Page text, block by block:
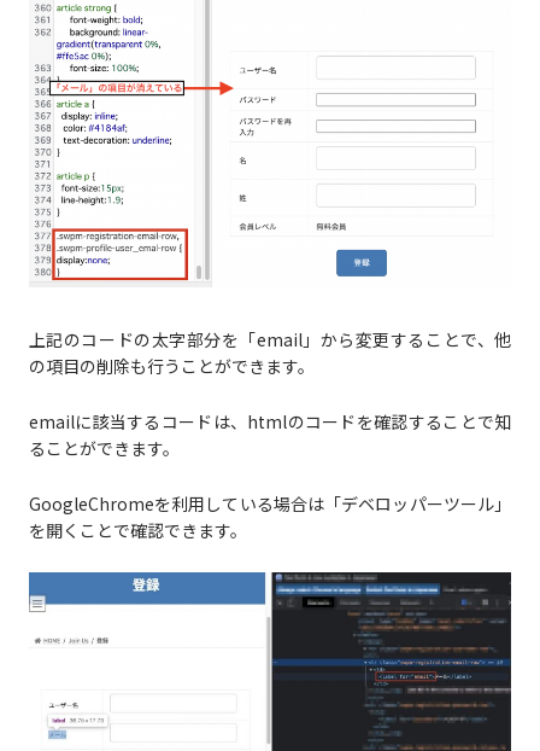
上記のコードの太字部分を「email」から変更することで、他
の項目の削除も行うことができます。
emailに該当するコードは、htmlのコードを確認することで知
ることができます。
GoogleChromeを利用している場合は「デベロッパーツール」
を開くことで確認できます。